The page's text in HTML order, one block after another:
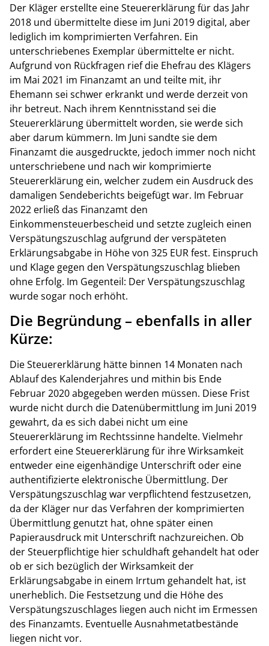
Der Kläger erstellte eine Steuererklärung für das Jahr
2018 und übermittelte diese im Juni 2019 digital, aber
lediglich im komprimierten Verfahren. Ein
unterschriebenes Exemplar übermittelte er nicht.
Aufgrund von Rückfragen rief die Ehefrau des Klägers
im Mai 2021 im Finanzamt an und teilte mit, ihr
Ehemann sei schwer erkrankt und werde derzeit von
ihr betreut. Nach ihrem Kenntnisstand sei die
Steuererklärung übermittelt worden, sie werde sich
aber darum kümmern. Im Juni sandte sie dem
Finanzamt die ausgedruckte, jedoch immer noch nicht
unterschriebene und nach wir komprimierte
Steuererklärung ein, welcher zudem ein Ausdruck des
damaligen Sendeberichts beigefügt war. Im Februar
2022 erließ das Finanzamt den
Einkommensteuerbescheid und setzte zugleich einen
Verspätungszuschlag aufgrund der verspäteten
Erklärungsabgabe in Höhe von 325 EUR fest. Einspruch
und Klage gegen den Verspätungszuschlag blieben
ohne Erfolg. Im Gegenteil: Der Verspätungszuschlag
wurde sogar noch erhöht.
Die Begründung – ebenfalls in aller
Kürze:
Die Steuererklärung hätte binnen 14 Monaten nach
Ablauf des Kalenderjahres und mithin bis Ende
Februar 2020 abgegeben werden müssen. Diese Frist
wurde nicht durch die Datenübermittlung im Juni 2019
gewahrt, da es sich dabei nicht um eine
Steuererklärung im Rechtssinne handelte. Vielmehr
erfordert eine Steuererklärung für ihre Wirksamkeit
entweder eine eigenhändige Unterschrift oder eine
authentifizierte elektronische Übermittlung. Der
Verspätungszuschlag war verpflichtend festzusetzen,
da der Kläger nur das Verfahren der komprimierten
Übermittlung genutzt hat, ohne später einen
Papierausdruck mit Unterschrift nachzureichen. Ob
der Steuerpflichtige hier schuldhaft gehandelt hat oder
ob er sich bezüglich der Wirksamkeit der
Erklärungsabgabe in einem Irrtum gehandelt hat, ist
unerheblich. Die Festsetzung und die Höhe des
Verspätungszuschlages liegen auch nicht im Ermessen
des Finanzamts. Eventuelle Ausnahmetatbestände
liegen nicht vor.